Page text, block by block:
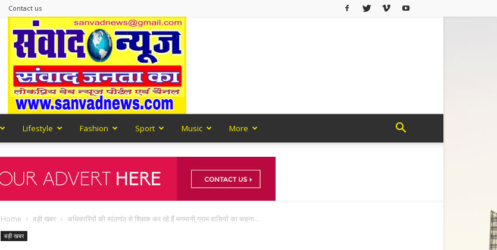
Contact us
Lifestyle Fashion Sport Music More
Home बड़ी खबर अधिकारियों की सांठगांठ से शिक्षक कर रहे हैं मनमानी,ग्राम वासियों का कहना...
बड़ी खबर